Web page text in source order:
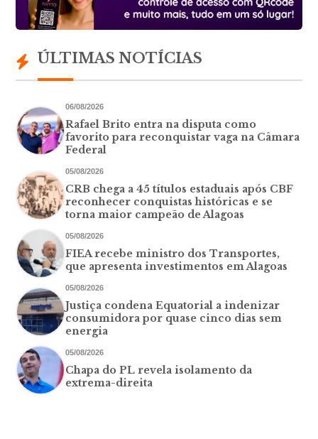
ÚLTIMAS NOTÍCIAS
06/08/2026
Rafael Brito entra na disputa como
favorito para reconquistar vaga na Câmara
Federal
05/08/2026
CRB chega a 45 títulos estaduais após CBF
reconhecer conquistas históricas e se
torna maior campeão de Alagoas
05/08/2026
FIEA recebe ministro dos Transportes,
que apresenta investimentos em Alagoas
05/08/2026
Justiça condena Equatorial a indenizar
consumidora por quase cinco dias sem
energia
05/08/2026
Chapa do PL revela isolamento da
extrema-direita